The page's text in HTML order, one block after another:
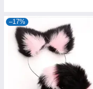
–17%